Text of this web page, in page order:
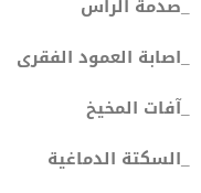
_صدمة الرأس
_اصابة العمود الفقرى
_آفات المخيخ
_السكتة الدماغية